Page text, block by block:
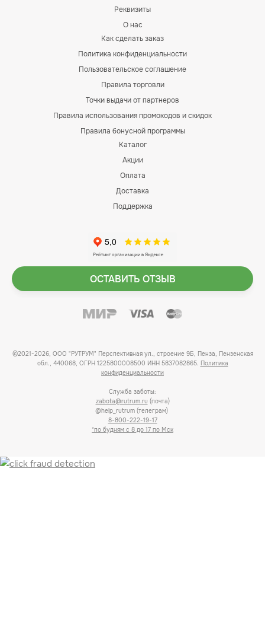
Реквизиты
О нас
Как сделать заказ
Политика конфиденциальности
Пользовательское соглашение
Правила торговли
Точки выдачи от партнеров
Правила использования промокодов и скидок
Правила бонусной программы
Каталог
Акции
Оплата
Доставка
Поддержка
ОСТАВИТЬ ОТЗЫВ
©2021-2026, ООО "РУТРУМ" Перспективная ул., строение 9Б, Пенза, Пензенская
обл., 440068, ОГРН 1225800008500 ИНН 5837082865. Политика
конфиденциальности
Служба заботы:
zabota@rutrum.ru (почта)
@help_rutrum (телеграм)
8-800-222-19-17
*по будням с 8 до 17 по Мск